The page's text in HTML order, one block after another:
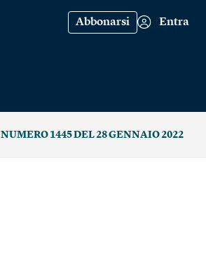
Abbonarsi Entra
NUMERO 1445 DEL 28 GENNAIO 2022